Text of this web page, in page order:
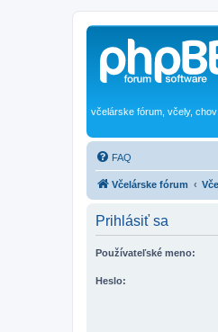
včelárske fórum, včely,
FAQ
Včelárske fórum
Prihlásiť sa
Používateľské meno:
Heslo: